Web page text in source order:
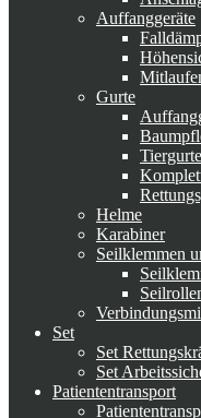
Auffanggeräte
Gurte
Tiergurte
Helme
Karabiner
Seilklemmen
Set
Set
Set
Patiententransport